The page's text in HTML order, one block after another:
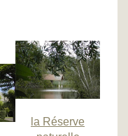
la Réserve